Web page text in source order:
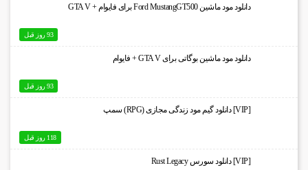
دانلود مود ماشین Ford MustangGT500 برای فایوام + GTA V
93 روز قبل
دانلود مود ماشین بوگاتی برای GTA V + فایوام
93 روز قبل
[VIP] دانلود گیم مود زندگی مجازی (RPG) سمپ
118 روز قبل
[VIP] دانلود سورس Rust Legacy